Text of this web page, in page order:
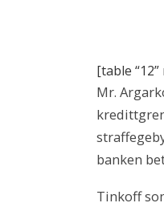
[table
Mr.
banken
Tinkoff